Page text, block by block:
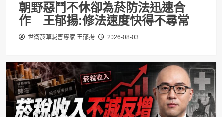
朝野惡鬥不休卻為菸防法迅速合
作 王郁揚:修法速度快得不尋常
世衛菸草減害專家 王郁揚 2026-08-03